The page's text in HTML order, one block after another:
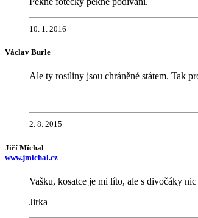
10. 1. 2016
Václav Burle
Ale ty rostliny jsou chráněné státem. Tak
2. 8. 2015
Jiří Míchal
www.jmichal.cz
Vašku, kosatce je mi líto, ale s divočáky
Jirka